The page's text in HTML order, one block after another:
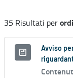
35 Risultati per
Avviso